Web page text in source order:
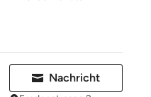
Nachricht